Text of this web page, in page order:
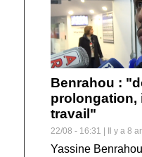
Benrahou :
prolongation,
travail"
22/08 - 16:31 | Il y a 8
Yassine